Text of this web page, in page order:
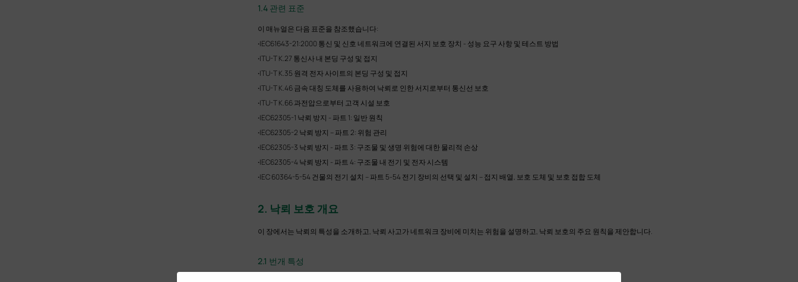
1.4 관련 표준
이 매뉴얼은 다음 표준을 참조했습니다:
·IEC61643-21:2000 통신 및 신호 네트워크에 연결된 서지 보호 장치 - 성능 요구 사항 및 테스트 방법
·ITU-T K.27 통신사 내 본딩 구성 및 접지
·ITU-T K.35 원격 전자 사이트의 본딩 구성 및 접지
·ITU-T K.46 금속 대칭 도체를 사용하여 낙뢰로 인한 서지로부터 통신선 보호
·ITU-T K.66 과전압으로부터 고객 시설 보호
·IEC62305-1 낙뢰 방지 - 파트 1: 일반 원칙
·IEC62305-2 낙뢰 방지 – 파트 2: 위험 관리
·IEC62305-3 낙뢰 방지 - 파트 3: 구조물 및 생명 위험에 대한 물리적 손상
·IEC62305-4 낙뢰 방지 - 파트 4: 구조물 내 전기 및 전자 시스템
·IEC 60364-5-54 건물의 전기 설치 – 파트 5-54 전기 장비의 선택 및 설치 – 접지 배열, 보호 도체 및 보호 접합 도체
2. 낙뢰 보호 개요
이 장에서는 낙뢰의 특성을 소개하고, 낙뢰 사고가 네트워크 장비에 미치는 위험을 설명하고, 낙뢰 보호의 주요 원칙을 제안합니다.
2.1 번개 특성